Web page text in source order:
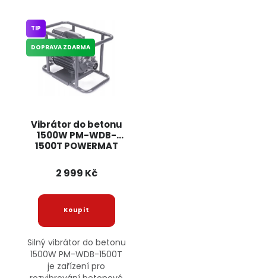
Vibrátor do betonu
1500W PM-WDB-
1500T POWERMAT
TIP
DOPRAVA ZDARMA
2 999 Kč
Silný vibrátor do betonu
1500W PM-WDB-1500T
je zařízení pro